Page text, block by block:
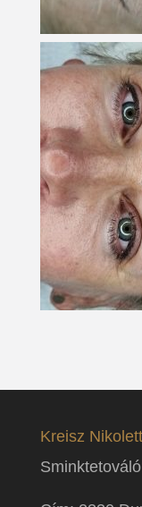
Kreisz Nikolett